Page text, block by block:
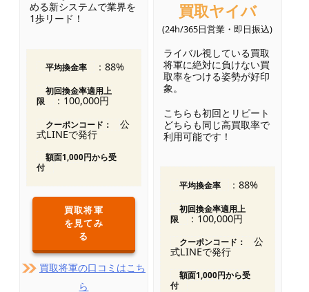
める新システムで業界を
1歩リード！
平均換金率 ：88%
初回換金率適用上
限
：100,000円
クーポンコード： 公
式LINEで発行
額面1,000円から受
付
買取将軍
を見てみ
る
買取将軍の口コミはこち
ら
買取ヤイバ
(24h/365日営業・即日振込)
ライバル視している買取
将軍に絶対に負けない買
取率をつける姿勢が好印
象。
こちらも初回とリピート
どちらも同じ高買取率で
利用可能です！
平均換金率 ：88%
初回換金率適用上
限
：100,000円
クーポンコード： 公
式LINEで発行
額面1,000円から受
付